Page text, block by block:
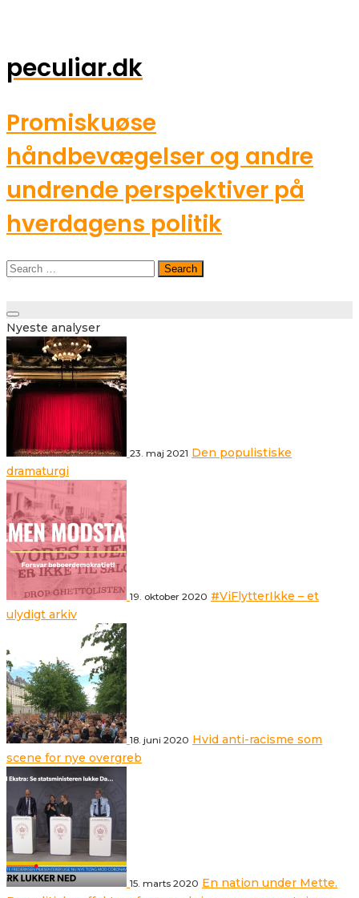
peculiar.dk
Promiskuøse
håndbevægelser og andre
undrende perspektiver på
hverdagens politik
Search
Toggle
navigation
Nyeste analyser
23. maj 2021 Den populistiske
dramaturgi
19. oktober 2020 #ViFlytterIkke – et
ulydigt arkiv
18. juni 2020 Hvid anti-racisme som
scene for nye overgreb
15. marts 2020 En nation under Mette.